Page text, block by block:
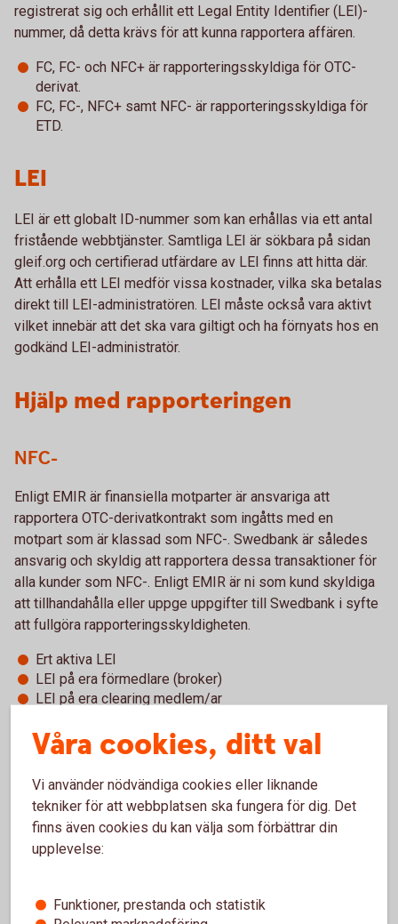
registrerat sig och erhållit ett Legal Entity Identifier (LEI)-
nummer, då detta krävs för att kunna rapportera affären.
FC, FC- och NFC+ är rapporteringsskyldiga för OTC-
derivat.
FC, FC-, NFC+ samt NFC- är rapporteringsskyldiga för
ETD.
LEI
LEI är ett globalt ID-nummer som kan erhållas via ett antal
fristående webbtjänster. Samtliga LEI är sökbara på sidan
gleif.org och certifierad utfärdare av LEI finns att hitta där.
Att erhålla ett LEI medför vissa kostnader, vilka ska betalas
direkt till LEI-administratören. LEI måste också vara aktivt
vilket innebär att det ska vara giltigt och ha förnyats hos en
godkänd LEI-administratör.
Hjälp med rapporteringen
NFC-
Enligt EMIR är finansiella motparter är ansvariga att
rapportera OTC-derivatkontrakt som ingåtts med en
motpart som är klassad som NFC-. Swedbank är således
ansvarig och skyldig att rapportera dessa transaktioner för
alla kunder som NFC-. Enligt EMIR är ni som kund skyldiga
att tillhandahålla eller uppge uppgifter till Swedbank i syfte
att fullgöra rapporteringsskyldigheten.
Ert aktiva LEI
LEI på era förmedlare (broker)
LEI på era clearing medlem/ar
bedrivna verksamheten.
Ni som NFC- är dock rapporteringsskyldiga för era ETD
transaktioner. Swedbank och sparbankerna erbjuder hjälp
med denna rapportering, så kallad delegerad rapportering,
Våra cookies, ditt val
Vi använder nödvändiga cookies eller liknande
tekniker för att webbplatsen ska fungera för dig. Det
finns även cookies du kan välja som förbättrar din
upplevelse:
Funktioner, prestanda och statistik